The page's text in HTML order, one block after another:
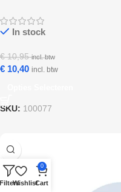
In stock
€10,95 incl. btw
€ 10,40 incl. btw
SKU: 100077
Wishlist
0
Cart